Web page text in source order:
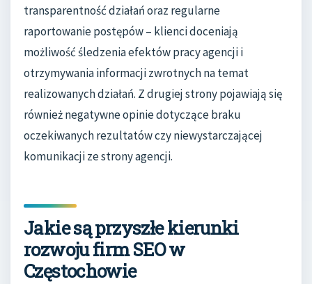
transparentność działań oraz regularne
raportowanie postępów – klienci doceniają
możliwość śledzenia efektów pracy agencji i
otrzymywania informacji zwrotnych na temat
realizowanych działań. Z drugiej strony pojawiają się
również negatywne opinie dotyczące braku
oczekiwanych rezultatów czy niewystarczającej
komunikacji ze strony agencji.
Jakie są przyszłe kierunki
rozwoju firm SEO w
Częstochowie